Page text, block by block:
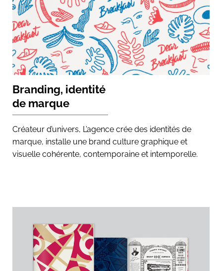
Branding, identité
de marque
Créateur d’univers, L’agence crée des identités de
marque, installe une brand culture graphique et
visuelle cohérente, contemporaine et intemporelle.